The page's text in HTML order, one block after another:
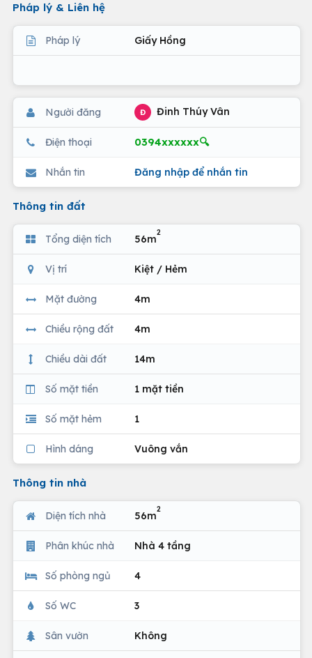
Pháp lý & Liên hệ
Pháp lý Giấy Hồng
Người đăng Đ Đinh Thúy Vân
Điện thoại 0394xxxxxx🔍
Nhắn tin Đăng nhập để nhắn tin
Thông tin đất
Tổng diện tích 56m
2
Vị trí Kiệt / Hẻm
Mặt đường 4m
Chiều rộng đất 4m
Chiều dài đất 14m
Số mặt tiền 1 mặt tiền
Số mặt hẻm 1
Hình dáng Vuông vắn
Thông tin nhà
Diện tích nhà 56m
2
Phân khúc nhà Nhà 4 tầng
Số phòng ngủ 4
Số WC 3
Sân vườn Không